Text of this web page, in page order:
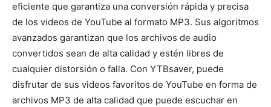
eficiente que garantiza una conversión rápida y precisa
de los videos de YouTube al formato MP3. Sus algoritmos
avanzados garantizan que los archivos de audio
convertidos sean de alta calidad y estén libres de
cualquier distorsión o falla. Con YTBsaver, puede
disfrutar de sus videos favoritos de YouTube en forma de
archivos MP3 de alta calidad que puede escuchar en